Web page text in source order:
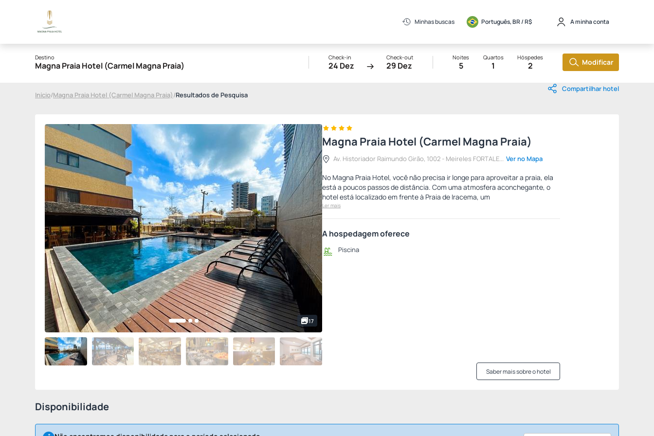
Minhas buscas Português, BR / R$ A minha conta
Destino
Magna Praia Hotel (Carmel Magna Praia)
Check-in
24 Dez
Check-out
29 Dez
Noites
5
Quartos
1
Hóspedes
2 Modificar
Início/Magna Praia Hotel (Carmel Magna Praia)/Resultados de Pesquisa
Compartilhar hotel
17
Magna Praia Hotel (Carmel Magna Praia)
Av. Historiador Raimundo Girão, 1002 - Meireles FORTALE... Ver no Mapa
No Magna Praia Hotel, você não precisa ir longe para aproveitar a praia, ela
está a poucos passos de distância. Com uma atmosfera aconchegante, o
hotel está localizado em frente à Praia de Iracema, um
Ler mais
A hospedagem oferece
Piscina
Saber mais sobre o hotel
Disponibilidade